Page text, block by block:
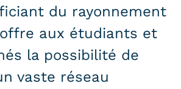
du rayonnement
aux étudiants et
la possibilité de
vaste réseau